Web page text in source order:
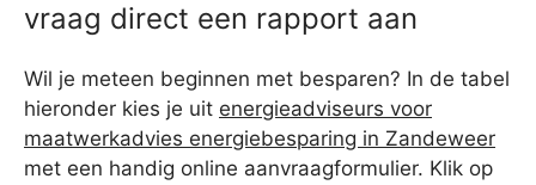
vraag direct een rapport aan
Wil je meteen beginnen met besparen? In de tabel
hieronder kies je uit energieadviseurs voor
maatwerkadvies energiebesparing in Zandeweer
met een handig online aanvraagformulier. Klik op